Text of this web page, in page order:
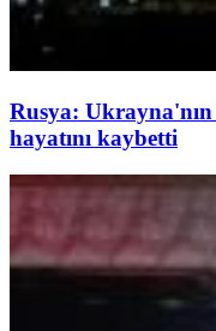
Rusya: Ukrayna'nın
hayatını kaybetti